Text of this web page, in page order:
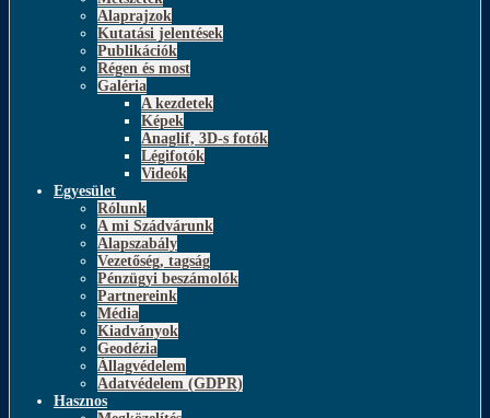
Alaprajzok
Kutatási jelentések
Publikációk
Régen és most
Galéria
A kezdetek
Képek
Anaglif, 3D-s fotók
Légifotók
Videók
Egyesület
Rólunk
A mi Szádvárunk
Alapszabály
Vezetőség, tagság
Pénzügyi beszámolók
Partnereink
Média
Kiadványok
Geodézia
Állagvédelem
Adatvédelem (GDPR)
Hasznos